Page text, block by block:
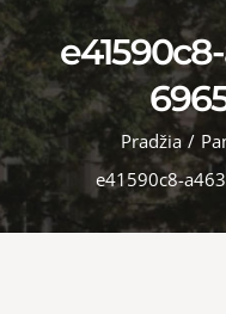
Pradžia /
e41590c8-